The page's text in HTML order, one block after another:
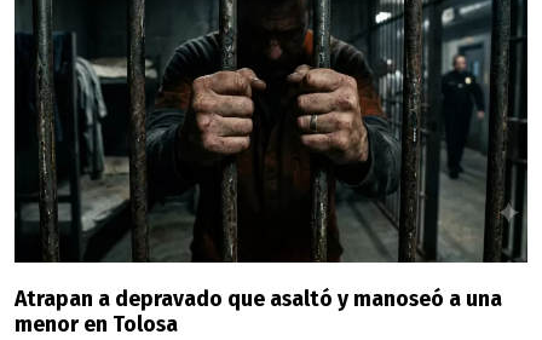
Atrapan a depravado que asaltó y manoseó a una
menor en Tolosa